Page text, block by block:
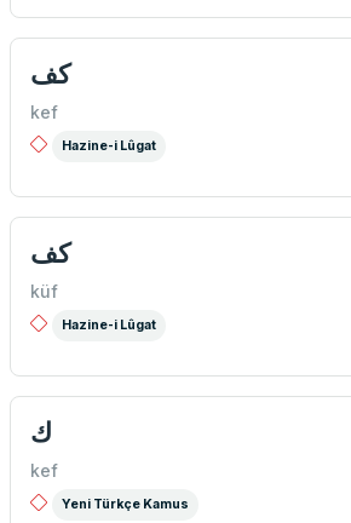
كف
kef
Hazine-i Lûgat
كف
küf
Hazine-i Lûgat
ك
kef
Yeni Türkçe Kamus